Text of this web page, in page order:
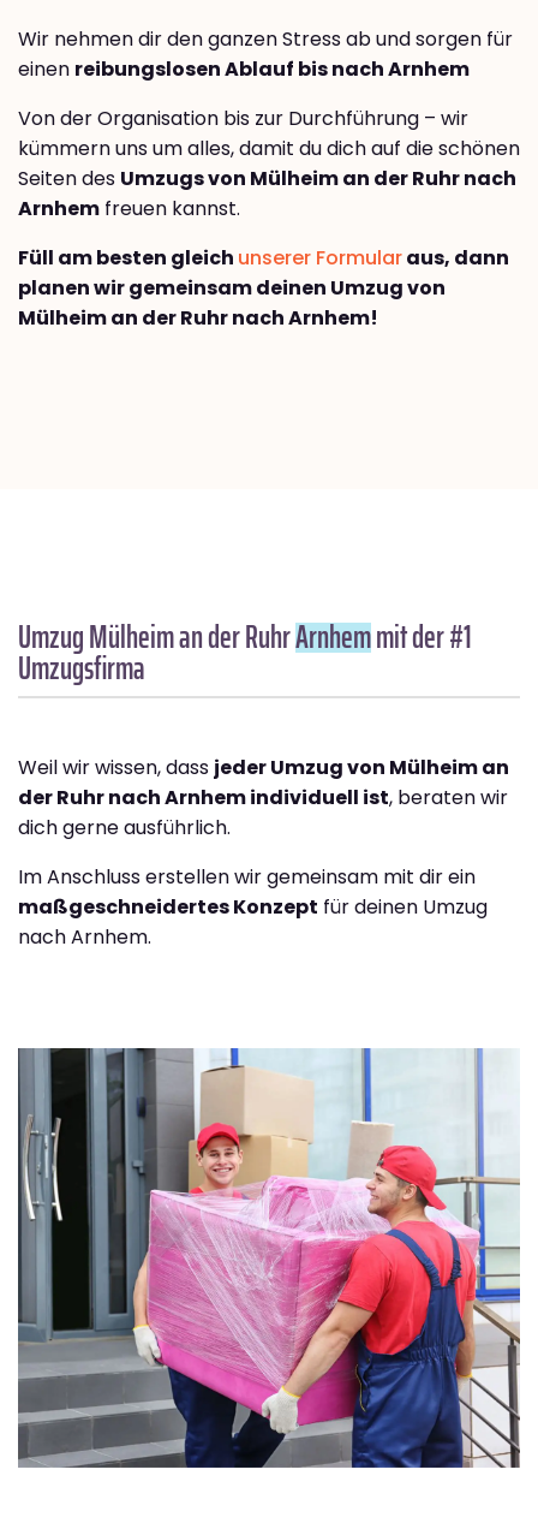
Wir nehmen dir den ganzen Stress ab und sorgen für
einen reibungslosen Ablauf bis nach Arnhem
Von der Organisation bis zur Durchführung – wir
kümmern uns um alles, damit du dich auf die schönen
Seiten des Umzugs von Mülheim an der Ruhr nach
Arnhem freuen kannst.
Füll am besten gleich unserer Formularaus, dann
planen wir gemeinsam deinen Umzug von
Mülheim an der Ruhr nach Arnhem!
Umzug Mülheim an der RuhrArnhemmit der #1
Umzugsfirma
Weil wir wissen, dass jeder Umzug von Mülheim an
der Ruhr nach Arnhem individuell ist, beraten wir
dich gerne ausführlich.
Im Anschluss erstellen wir gemeinsam mit dir ein
maßgeschneidertes Konzept für deinen Umzug
nach Arnhem.